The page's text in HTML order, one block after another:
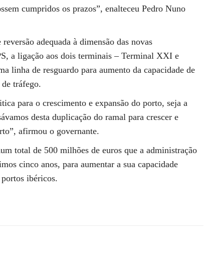
cumpridos os prazos”, enalteceu Pedro Nuno
adequada à dimensão das novas
a ligação aos dois terminais – Terminal XXI e
linha de resguardo para aumento da capacidade de
tráfego.
para o crescimento e expansão do porto, seja a
desta duplicação do ramal para crescer e
afirmou o governante.
total de 500 milhões de euros que a administração
cinco anos, para aumentar a sua capacidade
ibéricos.